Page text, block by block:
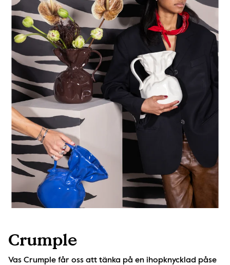
Crumple
Vas Crumple får oss att tänka på en ihopknycklad påse